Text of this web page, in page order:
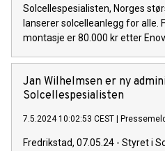
Solcellespesialisten, Norges
lanserer solcelleanlegg for alle.
montasje er 80.000 kr etter
Jan Wilhelmsen er ny
Solcellespesialisten
7.5.2024 10:02:53 CEST
Fredrikstad, 07.05.24 - Styret i